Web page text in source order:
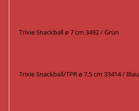
Trixie Snackball ø 7 cm 3492 / Grün
Trixie Snackball/TPR ø 7,5 cm 33414 / Blau